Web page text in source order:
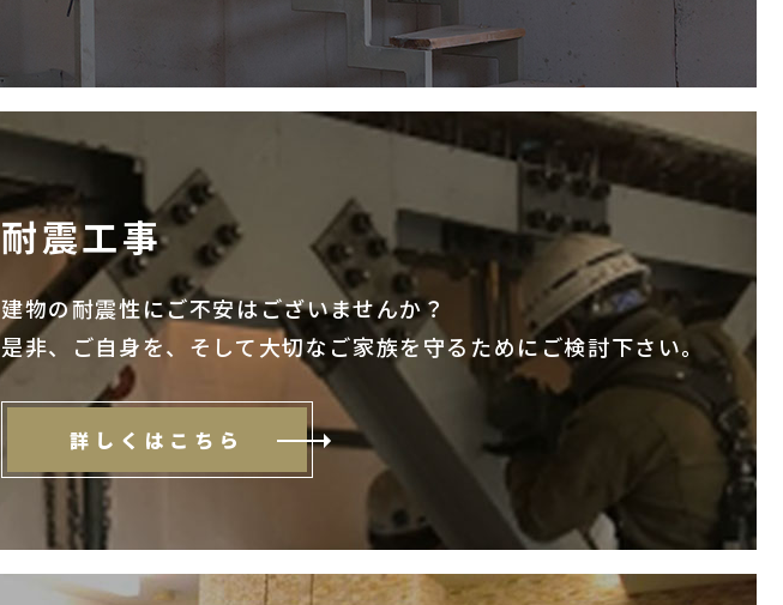
耐震工事
建物の耐震性にご不安はございませんか？
是非、ご自身を、そして大切なご家族を守るためにご検討下さい。
詳しくはこちら